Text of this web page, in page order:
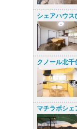
シェアハウス
クノール北千
マチラボシェ